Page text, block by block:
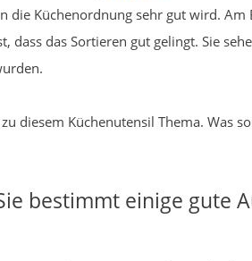
die Küchenordnung sehr gut wird.
dass das Sortieren gut gelingt. Sie
diesem Küchenutensil Thema. Was
bestimmt einige gute